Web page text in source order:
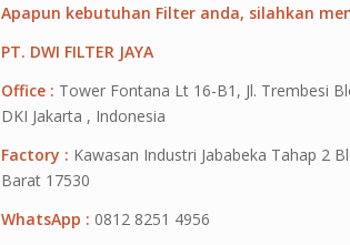
Apapun kebutuhan Filter anda, silahkan
PT. DWI FILTER JAYA
Office : Tower Fontana Lt 16-B1, Jl. Trembesi
DKI Jakarta , Indonesia
Factory : Kawasan Industri Jababeka Tahap 2
Barat 17530
WhatsApp : 0812 8251 4956